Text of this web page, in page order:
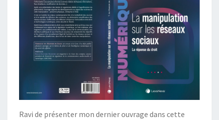
Ravi de présenter mon dernier ouvrage dans cette